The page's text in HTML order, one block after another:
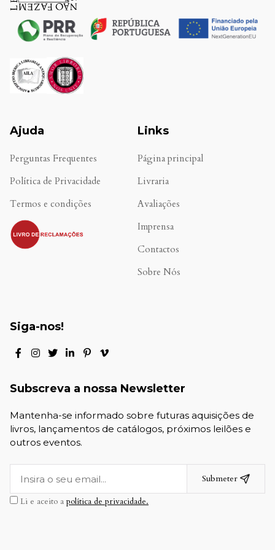
Ajuda
Perguntas Frequentes
Política de Privacidade
Termos e condições
.
Links
Página principal
Livraria
Avaliações
Imprensa
Contactos
Sobre Nós
Siga-nos!
Subscreva a nossa Newsletter
Mantenha-se informado sobre futuras aquisições de
livros, lançamentos de catálogos, próximos leilões e
outros eventos.
Submeter
Li e aceito a política de privacidade.